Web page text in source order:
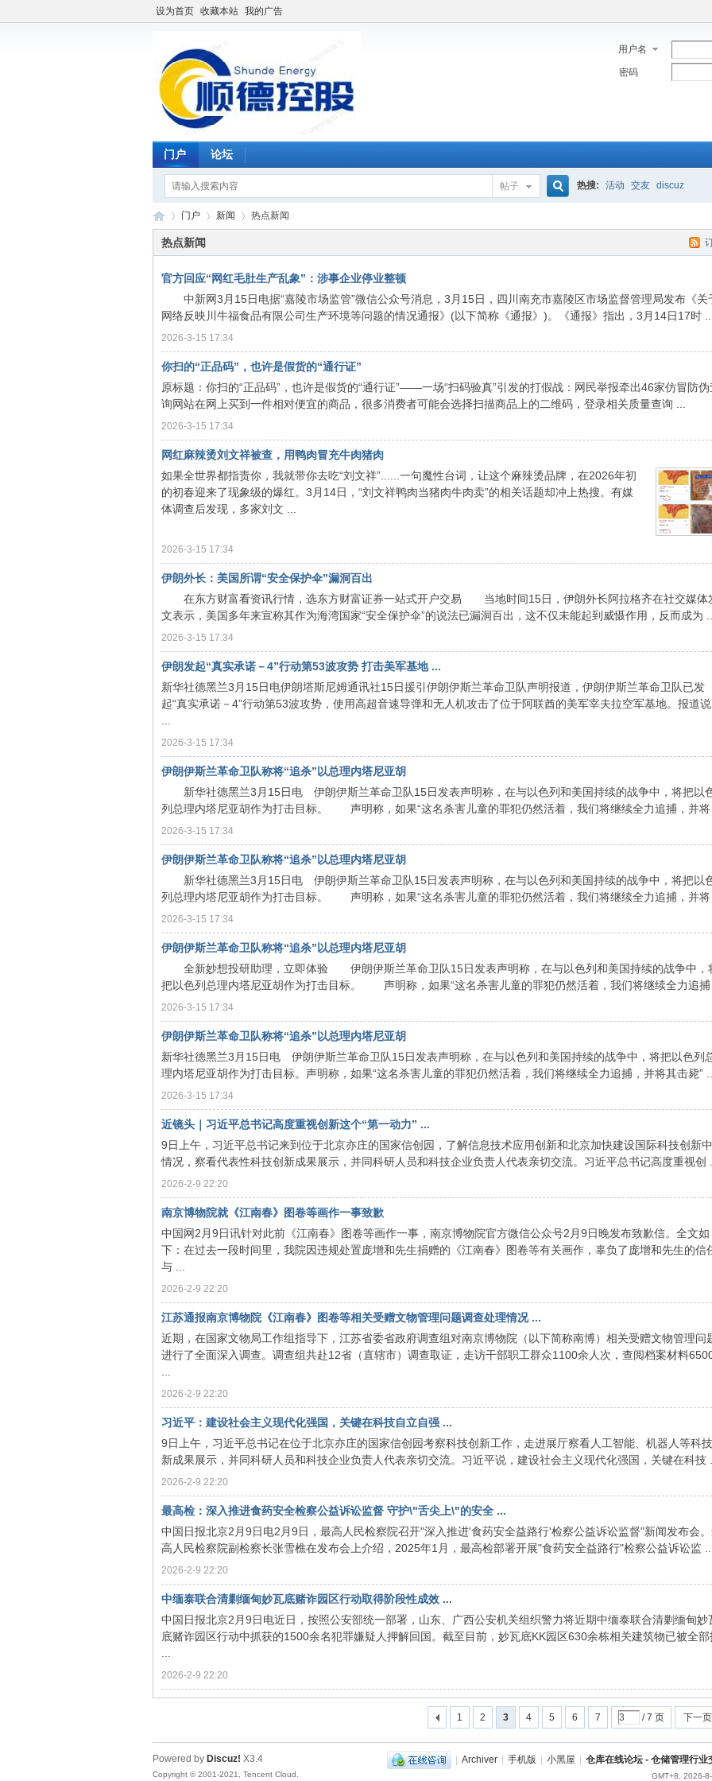
设为首页 收藏本站 我的广告
用户名
密码
门户 论坛
帖子 热搜: 活动 交友 discuz
库
›
门户
›
新闻
›
热点新闻
热点新闻
官方回应“网红毛肚生产乱象”：涉事企业停业整顿
中新网3月15日电据“嘉陵市场监管”微信公众号消息，3月15日，四川南充市嘉陵区市场监督管理局发布《关
网络反映川牛福食品有限公司生产环境等问题的情况通报》(以下简称《通报》)。《通报》指出，3月14日17时 ...
2026-3-15 17:34
你扫的“正品码”，也许是假货的“通行证”
原标题：你扫的“正品码”，也许是假货的“通行证”——一场“扫码验真”引发的打假战：网民举报牵出46家仿冒防伪
询网站在网上买到一件相对便宜的商品，很多消费者可能会选择扫描商品上的二维码，登录相关质量查询 ...
2026-3-15 17:34
网红麻辣烫刘文祥被查，用鸭肉冒充牛肉猪肉
如果全世界都指责你，我就带你去吃“刘文祥”......一句魔性台词，让这个麻辣烫品牌，在2026年初
的初春迎来了现象级的爆红。3月14日，“刘文祥鸭肉当猪肉牛肉卖”的相关话题却冲上热搜。有媒
体调查后发现，多家刘文 ...
2026-3-15 17:34
伊朗外长：美国所谓“安全保护伞”漏洞百出
在东方财富看资讯行情，选东方财富证券一站式开户交易 当地时间15日，伊朗外长阿拉格齐在社交媒体
文表示，美国多年来宣称其作为海湾国家“安全保护伞”的说法已漏洞百出，这不仅未能起到威慑作用，反而成为 ...
2026-3-15 17:34
伊朗发起“真实承诺－4”行动第53波攻势 打击美军基地 ...
新华社德黑兰3月15日电伊朗塔斯尼姆通讯社15日援引伊朗伊斯兰革命卫队声明报道，伊朗伊斯兰革命卫队已发
起“真实承诺－4”行动第53波攻势，使用高超音速导弹和无人机攻击了位于阿联酋的美军宰夫拉空军基地。报道说
2026-3-15 17:34
伊朗伊斯兰革命卫队称将“追杀”以总理内塔尼亚胡
新华社德黑兰3月15日电 伊朗伊斯兰革命卫队15日发表声明称，在与以色列和美国持续的战争中，将把以
列总理内塔尼亚胡作为打击目标。 声明称，如果“这名杀害儿童的罪犯仍然活着，我们将继续全力追捕，并将
2026-3-15 17:34
伊朗伊斯兰革命卫队称将“追杀”以总理内塔尼亚胡
新华社德黑兰3月15日电 伊朗伊斯兰革命卫队15日发表声明称，在与以色列和美国持续的战争中，将把以
列总理内塔尼亚胡作为打击目标。 声明称，如果“这名杀害儿童的罪犯仍然活着，我们将继续全力追捕，并将
2026-3-15 17:34
伊朗伊斯兰革命卫队称将“追杀”以总理内塔尼亚胡
全新妙想投研助理，立即体验 伊朗伊斯兰革命卫队15日发表声明称，在与以色列和美国持续的战争中，
把以色列总理内塔尼亚胡作为打击目标。 声明称，如果“这名杀害儿童的罪犯仍然活着，我们将继续全力追捕
2026-3-15 17:34
伊朗伊斯兰革命卫队称将“追杀”以总理内塔尼亚胡
新华社德黑兰3月15日电 伊朗伊斯兰革命卫队15日发表声明称，在与以色列和美国持续的战争中，将把以色列
理内塔尼亚胡作为打击目标。声明称，如果“这名杀害儿童的罪犯仍然活着，我们将继续全力追捕，并将其击毙” ...
2026-3-15 17:34
近镜头｜习近平总书记高度重视创新这个“第一动力” ...
9日上午，习近平总书记来到位于北京亦庄的国家信创园，了解信息技术应用创新和北京加快建设国际科技创新
情况，察看代表性科技创新成果展示，并同科研人员和科技企业负责人代表亲切交流。习近平总书记高度重视创 ...
2026-2-9 22:20
南京博物院就《江南春》图卷等画作一事致歉
中国网2月9日讯针对此前《江南春》图卷等画作一事，南京博物院官方微信公众号2月9日晚发布致歉信。全文如
下：在过去一段时间里，我院因违规处置庞增和先生捐赠的《江南春》图卷等有关画作，辜负了庞增和先生的信
与 ...
2026-2-9 22:20
江苏通报南京博物院《江南春》图卷等相关受赠文物管理问题调查处理情况 ...
近期，在国家文物局工作组指导下，江苏省委省政府调查组对南京博物院（以下简称南博）相关受赠文物管理问
进行了全面深入调查。调查组共赴12省（直辖市）调查取证，走访干部职工群众1100余人次，查阅档案材料
2026-2-9 22:20
习近平：建设社会主义现代化强国，关键在科技自立自强 ...
9日上午，习近平总书记在位于北京亦庄的国家信创园考察科技创新工作，走进展厅察看人工智能、机器人等科
新成果展示，并同科研人员和科技企业负责人代表亲切交流。习近平说，建设社会主义现代化强国，关键在科技 ...
2026-2-9 22:20
最高检：深入推进食药安全检察公益诉讼监督 守护\"舌尖上\"的安全 ...
中国日报北京2月9日电2月9日，最高人民检察院召开"深入推进'食药安全益路行'检察公益诉讼监督"新闻发布会
高人民检察院副检察长张雪樵在发布会上介绍，2025年1月，最高检部署开展"食药安全益路行"检察公益诉讼监 ...
2026-2-9 22:20
中缅泰联合清剿缅甸妙瓦底赌诈园区行动取得阶段性成效 ...
中国日报北京2月9日电近日，按照公安部统一部署，山东、广西公安机关组织警力将近期中缅泰联合清剿缅甸妙
底赌诈园区行动中抓获的1500余名犯罪嫌疑人押解回国。截至目前，妙瓦底KK园区630余栋相关建筑物已被全部
2026-2-9 22:20
1 2 3 4 5 6 7 / 7 页 下一页
| Archiver | 手机版 | 小黑屋 | 仓库在线论坛 - 仓储管理行
GMT+8, 2026-
Powered by Discuz! X3.4
Copyright © 2001-2021, Tencent Cloud.